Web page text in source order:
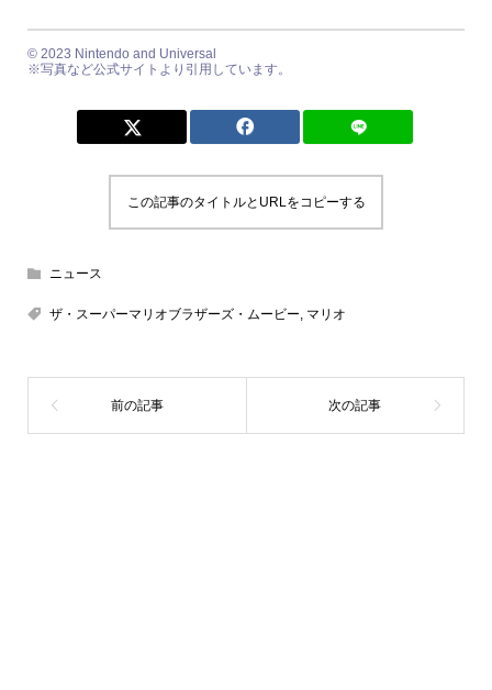
© 2023 Nintendo and Universal
※写真など公式サイトより引用しています。
この記事のタイトルとURLをコピーする
ニュース
ザ・スーパーマリオブラザーズ・ムービー, マリオ